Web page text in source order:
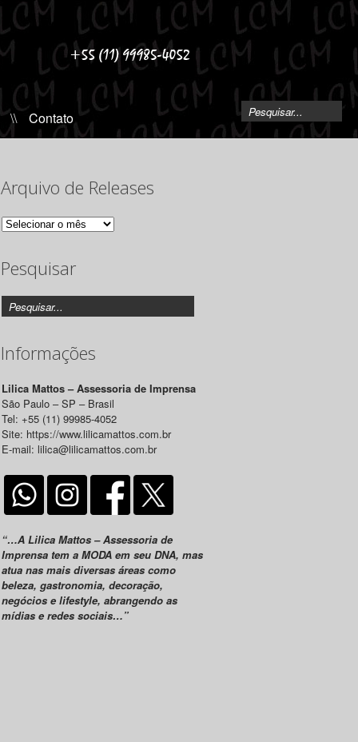
\\ Contato
Arquivo de Releases
Arquivo
Pesquisar
Informações
Lilica Mattos – Assessoria de Imprensa
São Paulo – SP – Brasil
Tel: +55 (11) 99985-4052
Site: https://www.lilicamattos.com.br
E-mail: lilica@lilicamattos.com.br
“…A Lilica Mattos – Assessoria de
Imprensa tem a MODA em seu DNA, mas
atua nas mais diversas áreas como
beleza, gastronomia, decoração,
negócios e lifestyle, abrangendo as
mídias e redes sociais…”